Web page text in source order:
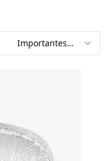
Importantes
primero